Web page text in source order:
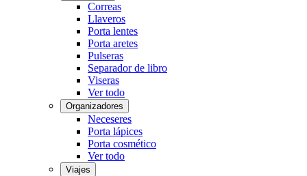
Correas
Llaveros
Porta lentes
Porta aretes
Pulseras
Separador de libro
Viseras
Ver todo
Organizadores
Neceseres
Porta lápices
Porta cosmético
Ver todo
Viajes